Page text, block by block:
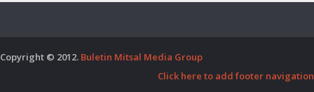
Copyright © 2012. Buletin Mitsal Media Group
Click here to add footer navigation